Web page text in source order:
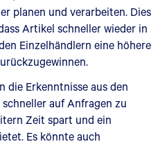
planen und verarbeiten. Dies
Artikel schneller wieder in
Einzelhändlern eine höhere
die Erkenntnisse aus den
auf Anfragen zu
Zeit spart und ein
Es könnte auch